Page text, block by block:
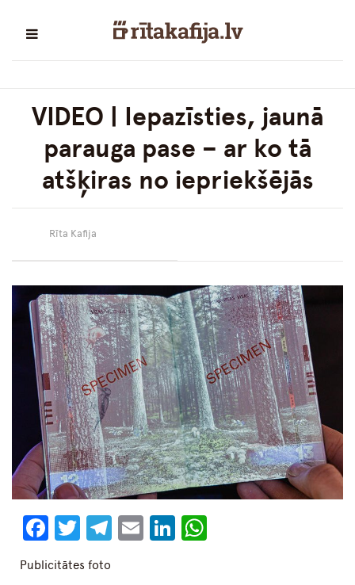
VIDEO | Iepazīsties, jaunā
parauga pase – ar ko tā
atšķiras no iepriekšējās
Rīta Kafija
Facebook
Twitter
Telegram
EmailLinkedIn
Publicitātes foto